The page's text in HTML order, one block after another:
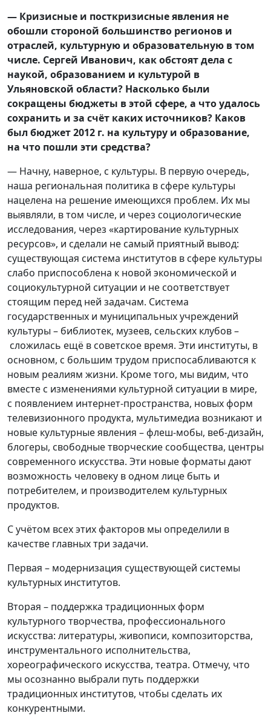
— Кризисные и посткризисные явления не
обошли стороной большинство регионов и
отраслей, культурную и образовательную в том
числе. Сергей Иванович, как обстоят дела с
наукой, образованием и культурой в
Ульяновской области? Насколько были
сокращены бюджеты в этой сфере, а что удалось
сохранить и за счёт каких источников? Каков
был бюджет 2012 г. на культуру и образование,
на что пошли эти средства?
— Начну, наверное, с культуры. В первую очередь,
наша региональная политика в сфере культуры
нацелена на решение имеющихся проблем. Их мы
выявляли, в том числе, и через социологические
исследования, через «картирование культурных
ресурсов», и сделали не самый приятный вывод:
существующая система институтов в сфере культуры
слабо приспособлена к новой экономической и
социокультурной ситуации и не соответствует
стоящим перед ней задачам. Система
государственных и муниципальных учреждений
культуры – библиотек, музеев, сельских клубов –
сложилась ещё в советское время. Эти институты, в
основном, с большим трудом приспосабливаются к
новым реалиям жизни. Кроме того, мы видим, что
вместе с изменениями культурной ситуации в мире,
с появлением интернет-пространства, новых форм
телевизионного продукта, мультимедиа возникают и
новые культурные явления – флеш-мобы, веб-дизайн,
блогеры, свободные творческие сообщества, центры
современного искусства. Эти новые форматы дают
возможность человеку в одном лице быть и
потребителем, и производителем культурных
продуктов.
С учётом всех этих факторов мы определили в
качестве главных три задачи.
Первая – модернизация существующей системы
культурных институтов.
Вторая – поддержка традиционных форм
культурного творчества, профессионального
искусства: литературы, живописи, композиторства,
инструментального исполнительства,
хореографического искусства, театра. Отмечу, что
мы осознанно выбрали путь поддержки
традиционных институтов, чтобы сделать их
конкурентными.